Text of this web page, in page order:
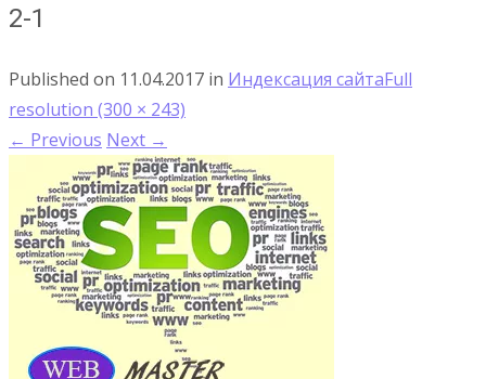
2-1
Published on 11.04.2017 in Индексация сайтаFull
resolution (300 × 243)
← Previous Next →